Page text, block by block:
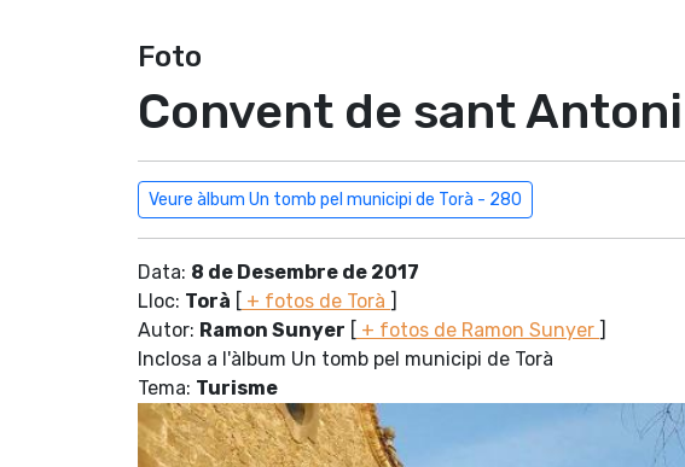
Foto
Convent de sant Antoni
Veure àlbum Un tomb pel municipi de Torà - 280
Data: 8 de Desembre de 2017
Lloc: Torà [ + fotos de Torà ]
Autor: Ramon Sunyer [ + fotos de Ramon Sunyer ]
Inclosa a l'àlbum Un tomb pel municipi de Torà
Tema: Turisme